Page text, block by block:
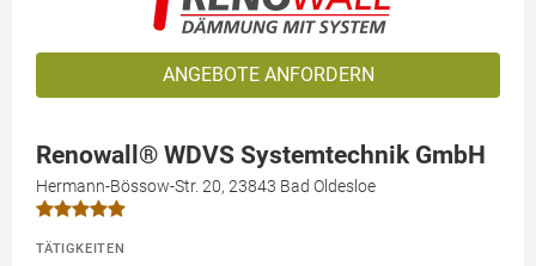
ANGEBOTE ANFORDERN
Renowall® WDVS Systemtechnik GmbH
Hermann-Bössow-Str. 20, 23843 Bad Oldesloe
TÄTIGKEITEN